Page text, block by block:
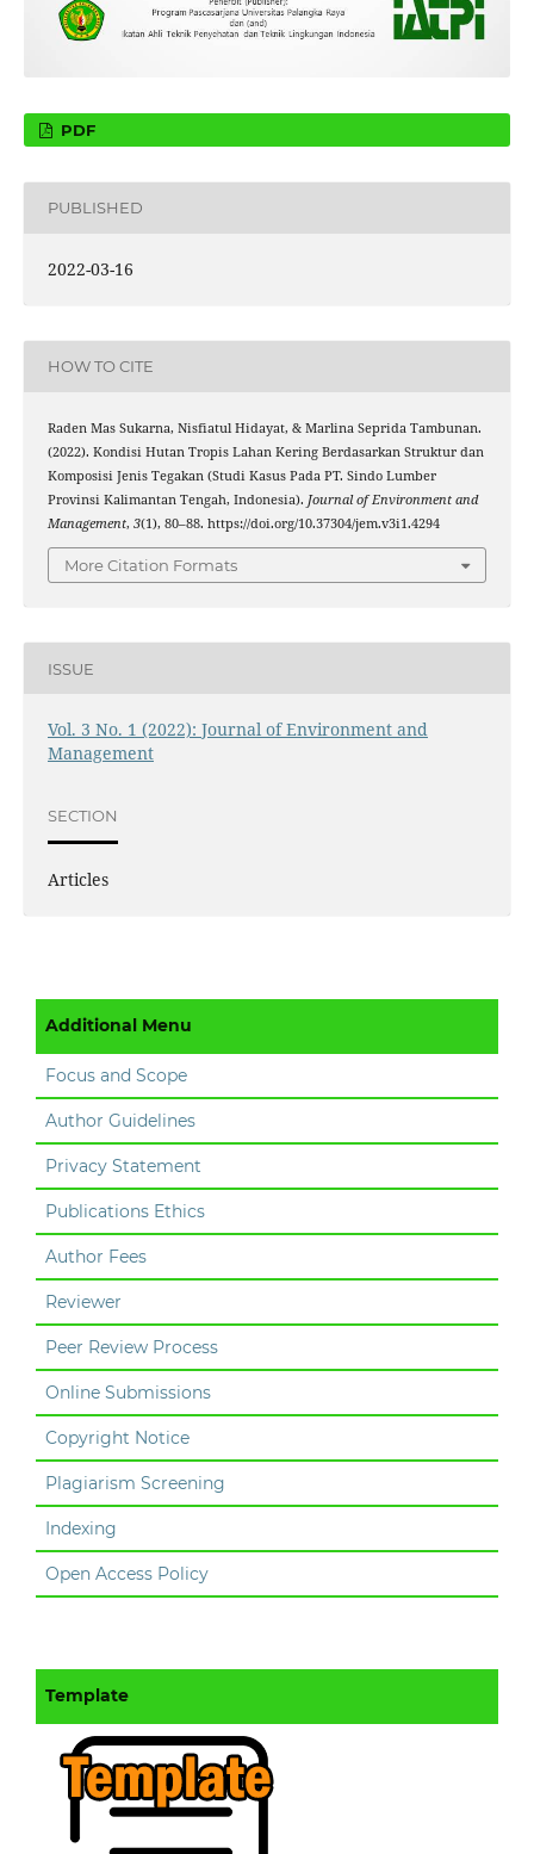
PDF
PUBLISHED
2022-03-16
HOW TO CITE
Raden Mas Sukarna, Nisfiatul Hidayat, & Marlina Seprida Tambunan.
(2022). Kondisi Hutan Tropis Lahan Kering Berdasarkan Struktur dan
Komposisi Jenis Tegakan (Studi Kasus Pada PT. Sindo Lumber
Provinsi Kalimantan Tengah, Indonesia). Journal of Environment and
Management, 3(1), 80–88. https://doi.org/10.37304/jem.v3i1.4294
More Citation Formats
ISSUE
Vol. 3 No. 1 (2022): Journal of Environment and
Management
SECTION
Articles
Additional Menu
Focus and Scope
Author Guidelines
Privacy Statement
Publications Ethics
Author Fees
Reviewer
Peer Review Process
Online Submissions
Copyright Notice
Plagiarism Screening
Indexing
Open Access Policy
Template